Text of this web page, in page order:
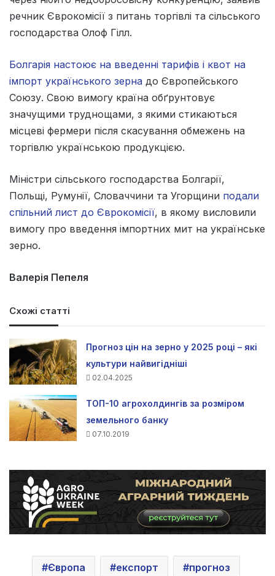
речник Єврокомісії з питань торгівлі та сільського
господарства Олоф Гілл.
Болгарія настоює на введенні тарифів і квот на
імпорт українського зерна до Європейського
Союзу. Свою вимогу країна обґрунтовує
значущими труднощами, з якими стикаються
місцеві фермери після скасування обмежень на
торгівлю українською продукцією.
Міністри сільського господарства Болгарії,
Польщі, Румунії, Словаччини та Угорщини подали
спільний лист до Єврокомісії, в якому висловили
вимогу про введення імпортних мит на українське
зерно.
Валерія Пепеля
Схожі статті
Прогноз цін на зерно у 2025 році – які
культури найвигідніші
02.04.2025
ТОП-10 агрохолдингів за розміром
земельного банку
07.10.2019
Європа експорт прогноз